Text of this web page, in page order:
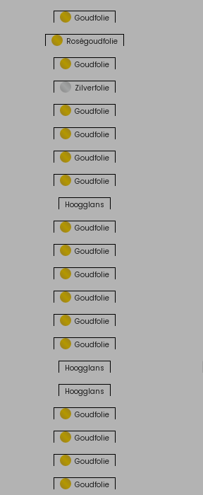
Goudfolie
Roségoudfolie
Goudfolie
Zilverfolie
Goudfolie
Goudfolie
Goudfolie
Goudfolie
Hoogglans
Goudfolie
Goudfolie
Goudfolie
Goudfolie
Goudfolie
Goudfolie
Hoogglans
Hoogglans
Goudfolie
Goudfolie
Goudfolie
Goudfolie